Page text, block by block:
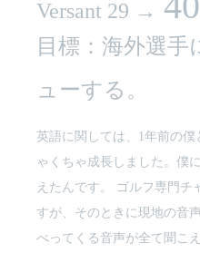
Versant 29 →
目標：海外選
ューする。
英語に関しては、1年前の
ゃくちゃ成長しました。僕
えたんです。 ゴルフ専門チ
すが、そのときに現地の音
べってくる音声が全て聞こ